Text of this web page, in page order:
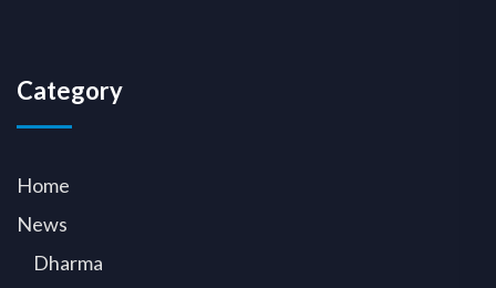
Category
Home
News
Dharma